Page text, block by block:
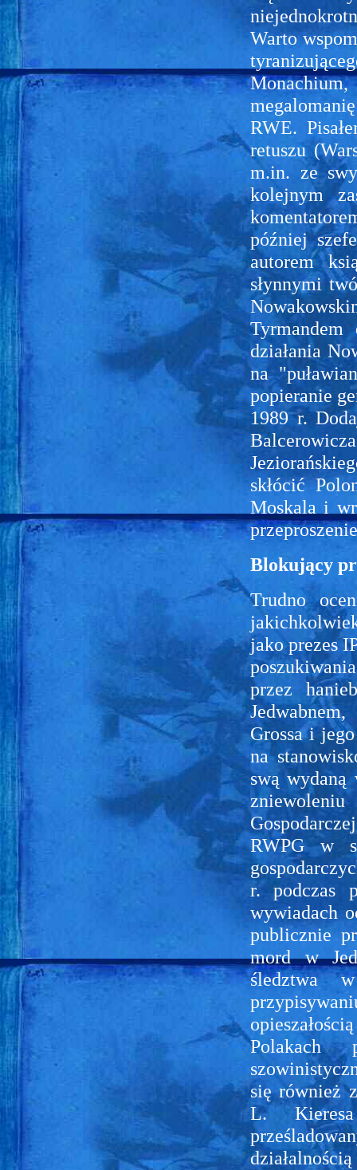
Warto
RWE.
retuszu
m.in. ze
kolejnym
później
autorem
słynnymi
działania
na
popieranie
1989 r.
skłócić
Moskala i
Blokujący
Trudno
jako prezes
przez
Grossa i
na
swą wydaną
RWPG w
r. podczas
wywiadach
publicznie
mord w
śledztwa
Polakach
się również
L.